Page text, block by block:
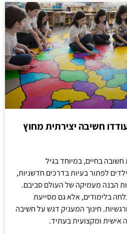
חשיבה יצירתית מחוץ
בחיים, במיוחד בגיל
לפתור בעיות בדרכים חדשניות,
הבנה מעמיקה של העולם סביבם.
בלימודים, אלא גם מסייעת
חינוך המעניק דגש על חשיבה
אישית ומקצועית בעתיד.